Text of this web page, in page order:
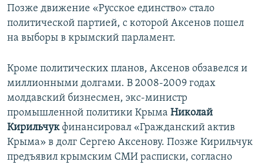
Позже движение «Русское единство» стало
политической партией, с которой Аксенов пошел
на выборы в крымский парламент.
Кроме политических планов, Аксенов обзавелся и
миллионными долгами. В 2008-2009 годах
молдавский бизнесмен, экс-министр
промышленной политики Крыма Николай
Кирильчукфинансировал «Гражданский актив
Крыма» в долг Сергею Аксенову. Позже Кирильчук
предъявил крымским СМИ расписки, согласно